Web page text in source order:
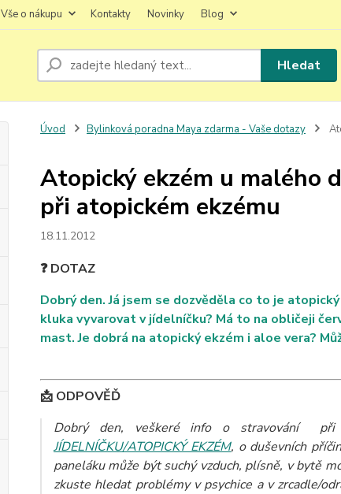
Vše o nákupu Kontakty Novinky Blog
Hledat
Úvod Bylinková poradna Maya zdarma - Vaše dotazy
Atopický ekzém u malého
při atopickém ekzému
18.11.2012
❓ DOTAZ
Dobrý den. Já jsem se dozvěděla co to je
kluka vyvarovat v jídelníčku? Má to na obličeji
mast. Je dobrá na atopický ekzém i aloe vera?
📩 ODPOVĚĎ
Dobrý den, veškeré info o stravování při
JÍDELNÍČKU/ATOPICKÝ EKZÉM, o duševních
paneláku může být suchý vzduch, plísně, v bytě
zkuste hledat problémy v psychice a v zrcadle/